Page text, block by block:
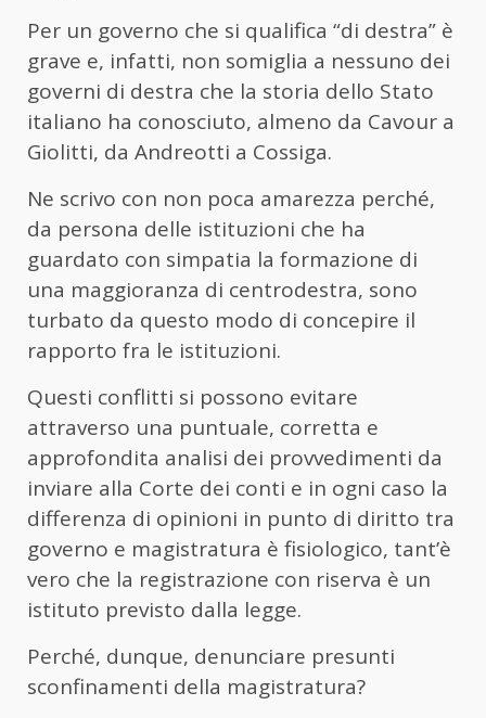
Per un governo che si qualifica “di destra” è
grave e, infatti, non somiglia a nessuno dei
governi di destra che la storia dello Stato
italiano ha conosciuto, almeno da Cavour a
Giolitti, da Andreotti a Cossiga.
Ne scrivo con non poca amarezza perché,
da persona delle istituzioni che ha
guardato con simpatia la formazione di
una maggioranza di centrodestra, sono
turbato da questo modo di concepire il
rapporto fra le istituzioni.
Questi conflitti si possono evitare
attraverso una puntuale, corretta e
approfondita analisi dei provvedimenti da
inviare alla Corte dei conti e in ogni caso la
differenza di opinioni in punto di diritto tra
governo e magistratura è fisiologico, tant’è
vero che la registrazione con riserva è un
istituto previsto dalla legge.
Perché, dunque, denunciare presunti
sconfinamenti della magistratura?